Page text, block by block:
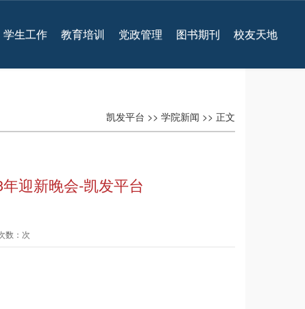
学生工作 教育培训 党政管理 图书期刊 校友天地
凯发平台 >> 学院新闻 >> 正文
迎新晚会-凯发平台
数：次